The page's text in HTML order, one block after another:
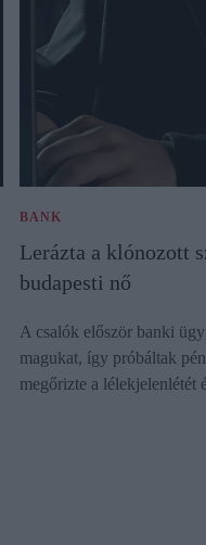
BANK
Lerázta a klónozott
budapesti nő
A csalók először banki
magukat, így próbáltak
megőrizte a lélekjelenlétét